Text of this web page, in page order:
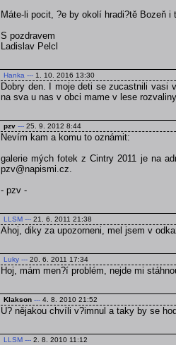
Máte-li pocit, ?e by okolí hradi?tě Bozeň
S pozdravem
Ladislav Pelcl
Hanka --- 1. 10. 2016 13:30
Dobry den. I moje deti se zucastnili vasi
na sva u nas v obci mame v lese
pzv --- 25. 9. 2012 8:44
Nevím kam a komu to oznámit:
galerie mých fotek z Cintry 2011 je na
pzv@napismi.cz.
- pzv -
LLSM --- 21. 6. 2011 21:38
Ahoj, diky za upozorneni, mel jsem v
Luky --- 20. 6. 2011 17:34
Hoj, mám men?í problém, nejde mi
Klakson --- 4. 8. 2010 21:52
U? nějakou chvíli v?imnul a taky by se
LLSM --- 2. 8. 2010 11:12